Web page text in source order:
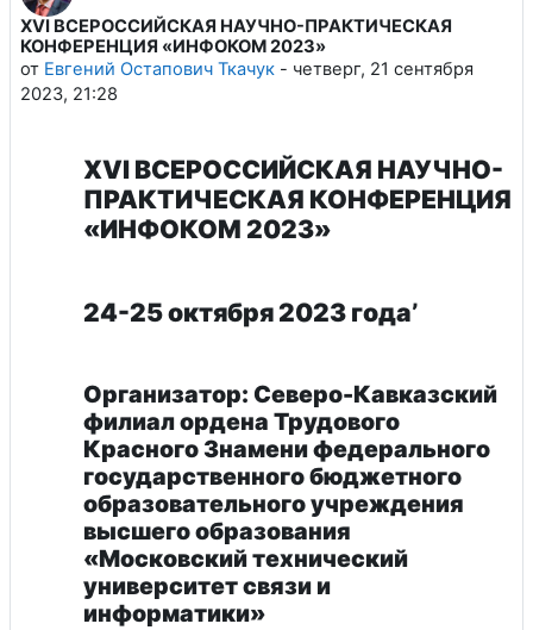
XVI ВСЕРОССИЙСКАЯ НАУЧНО-ПРАКТИЧЕСКАЯ
КОНФЕРЕНЦИЯ «ИНФОКОМ 2023»
от Евгений Остапович Ткачук - четверг, 21 сентября
2023, 21:28
Количество ответов: 0
XVI ВСЕРОССИЙСКАЯ НАУЧНО-
ПРАКТИЧЕСКАЯ КОНФЕРЕНЦИЯ
«ИНФОКОМ 2023»
24-25 октября 2023 года’
Организатор: Северо-Кавказский
филиал ордена Трудового
Красного Знамени федерального
государственного бюджетного
образовательного учреждения
высшего образования
«Московский технический
университет связи и
информатики»